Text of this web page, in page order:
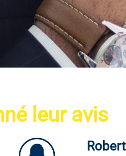
leur avis
Robert